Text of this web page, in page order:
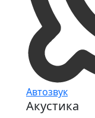
Автозвук
Акустика